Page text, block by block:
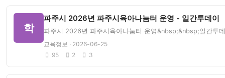
학
파주시 2026년 파주시육아나눔터 운영 - 일간투데이
파주시 2026년 파주시육아나눔터 운영&nbsp;&nbsp;일간투
교육정보 · 2026-06-25
95
2 3